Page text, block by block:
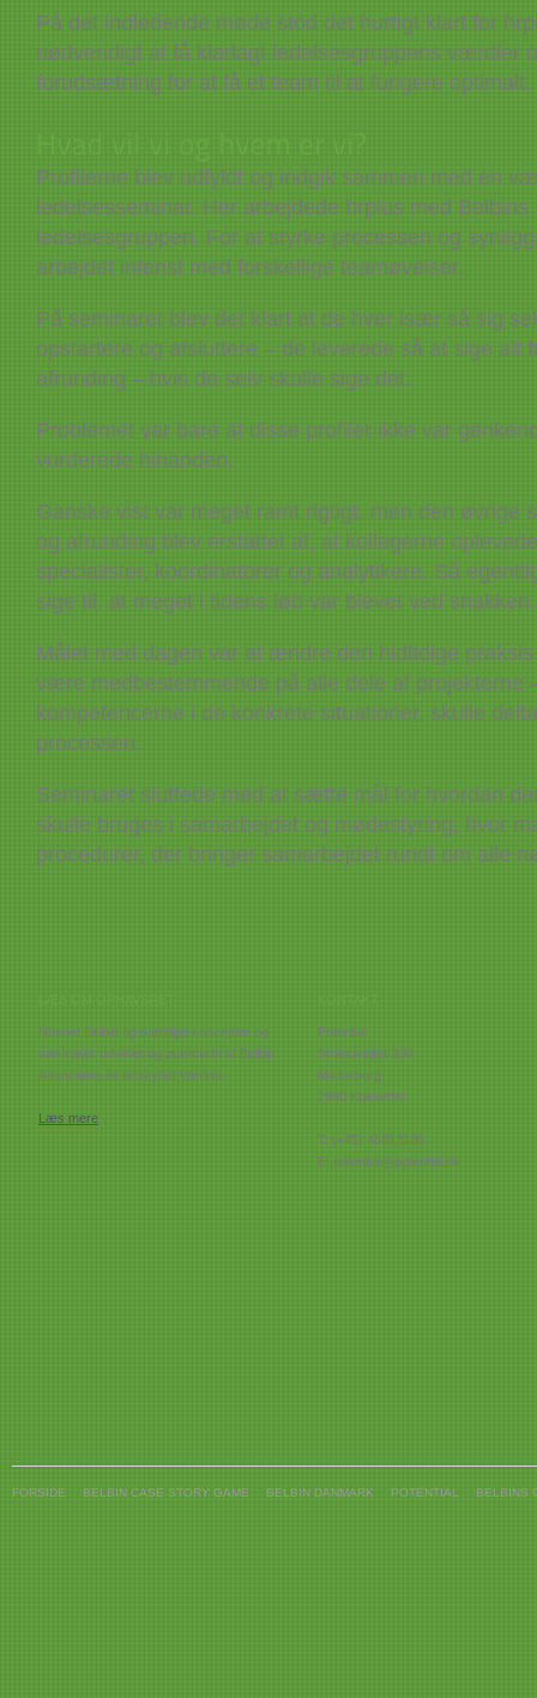
På det indledende møde stod det hurtigt klart for
nødvendigt at få klarlagt ledelsesgruppens værdier
forudsætning for at få et team til at fungere optimalt.
Profilerne blev udfyldt og indgik sammen med en
ledelsesseminar. Her arbejdede hrplus med Belbins
ledelsesgruppen. For at styrke processen og
arbejdet intenst med forskellige teamøvelser.
På seminaret blev det klart at de hver især så sig
opstartere og afsluttere – de leverede så at sige alt
afrunding – hvis de selv skulle sige det.
Problemet var bare at disse profiler ikke var
vurderede hinanden.
Ganske vist var meget ramt rigtigt, men den øvrige
og afrunding blev erstattet af, at kollegerne
specialister, koordinatorer og analytikere. Så
sige til, at meget i tidens løb var blevet ved snakken.
Målet med dagen var at ændre den hidtidige
være medbestemmende på alle dele af projekterne
kompetencerne i de konkrete situationer, skulle
processen.
Seminaret sluttede med at sætte mål for hvordan
skulle bruges i samarbejdet og mødestyring, hvor
procedurer, der bringer samarbejdet rundt om alle
Navnet Belbin og samtlige koncepter og
værktøjer udviklet og publiceret af Belbin
Associates er beskyttet værker.
Læs mere
Potential
Strandvejen 336
Mikkelborg
2980 Kokkedal
T: (+45) 45812186
E: potential@potential.dk
FORSIDE BELBIN CASE STORY GAME BELBIN DANMARK POTENTIAL BELBINS